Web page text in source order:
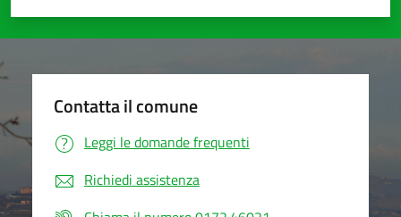
Valuta 5 stelle su 5
Valuta 4 stelle su 5
Valuta 3 stelle su 5
Valuta 2 stelle su 5
Valuta 1 stelle su 5
Contatta il comune
Leggi le domande frequenti
Richiedi assistenza